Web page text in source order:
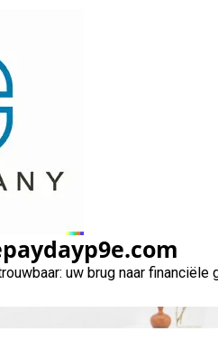
uw brug naar financiële
wat u